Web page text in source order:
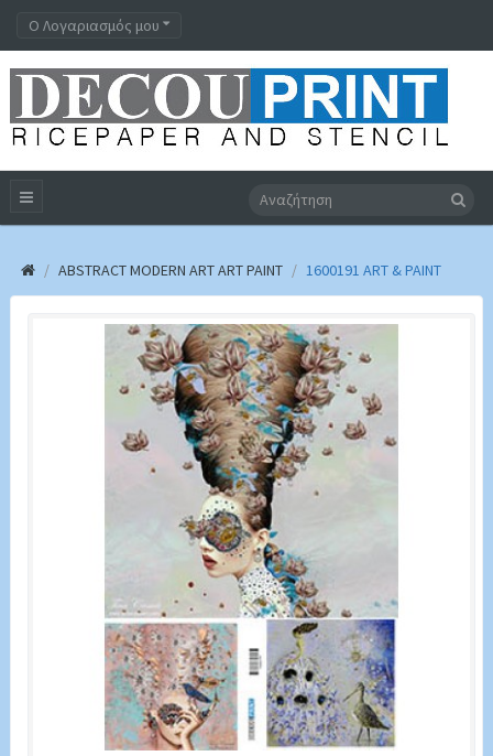
Ο Λογαριασμός μου
ABSTRACT MODERN ART ART PAINT 1600191 ART & PAINT